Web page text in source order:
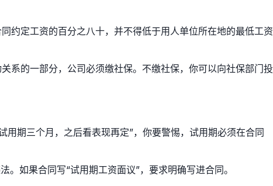
约定工资的百分之八十，并不得低于用人单位所在地的最低工资
系的一部分，公司必须缴社保。不缴社保，你可以向社保部门投
期三个月，之后看表现再定”，你要警惕，试用期必须在合同
如果合同写“试用期工资面议”，要求明确写进合同。